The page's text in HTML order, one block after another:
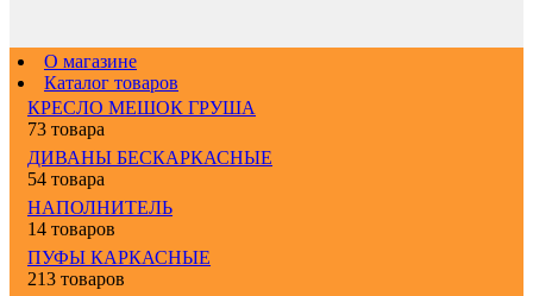
О магазине
Каталог товаров
КРЕСЛО МЕШОК ГРУША
73 товара
ДИВАНЫ БЕСКАРКАСНЫЕ
54 товара
НАПОЛНИТЕЛЬ
14 товаров
ПУФЫ КАРКАСНЫЕ
213 товаров